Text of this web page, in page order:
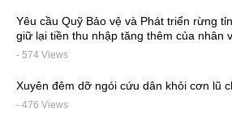
Yêu cầu Quỹ Bảo vệ và Phát triển rừng
giữ lại tiền thu nhập tăng thêm của nhân
- 574 Views
Xuyên đêm dỡ ngói cứu dân khỏi cơn lũ
- 476 Views